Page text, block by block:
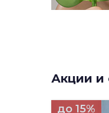
Акции и
до 15%